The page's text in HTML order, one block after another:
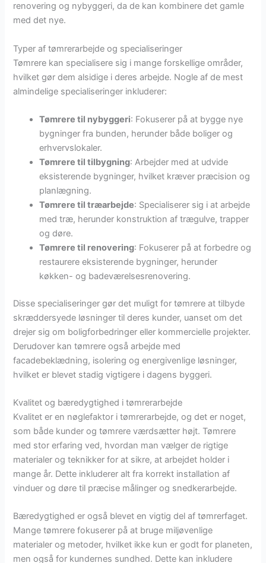
renovering og nybyggeri, da de kan kombinere det gamle
med det nye.
Typer af tømrerarbejde og specialiseringer
Tømrere kan specialisere sig i mange forskellige områder,
hvilket gør dem alsidige i deres arbejde. Nogle af de mest
almindelige specialiseringer inkluderer:
Tømrere til nybyggeri: Fokuserer på at bygge nye
bygninger fra bunden, herunder både boliger og
erhvervslokaler.
Tømrere til tilbygning: Arbejder med at udvide
eksisterende bygninger, hvilket kræver præcision og
planlægning.
Tømrere til træarbejde: Specialiserer sig i at arbejde
med træ, herunder konstruktion af trægulve, trapper
og døre.
Tømrere til renovering: Fokuserer på at forbedre og
restaurere eksisterende bygninger, herunder
køkken- og badeværelsesrenovering.
Disse specialiseringer gør det muligt for tømrere at tilbyde
skræddersyede løsninger til deres kunder, uanset om det
drejer sig om boligforbedringer eller kommercielle projekter.
Derudover kan tømrere også arbejde med
facadebeklædning, isolering og energivenlige løsninger,
hvilket er blevet stadig vigtigere i dagens byggeri.
Kvalitet og bæredygtighed i tømrerarbejde
Kvalitet er en nøglefaktor i tømrerarbejde, og det er noget,
som både kunder og tømrere værdsætter højt. Tømrere
med stor erfaring ved, hvordan man vælger de rigtige
materialer og teknikker for at sikre, at arbejdet holder i
mange år. Dette inkluderer alt fra korrekt installation af
vinduer og døre til præcise målinger og snedkerarbejde.
Bæredygtighed er også blevet en vigtig del af tømrerfaget.
Mange tømrere fokuserer på at bruge miljøvenlige
materialer og metoder, hvilket ikke kun er godt for planeten,
men også for kundernes sundhed. Dette kan inkludere